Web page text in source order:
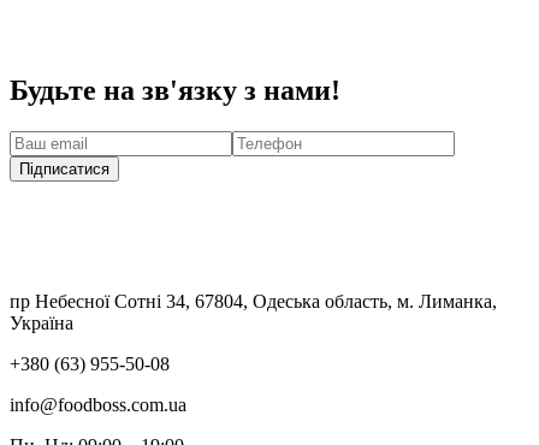
Будьте на зв'язку з нами!
Підписатися
пр Небесної Сотні 34, 67804, Одеська область, м. Лиманка,
Україна
+380 (63) 955-50-08
info@foodboss.com.ua